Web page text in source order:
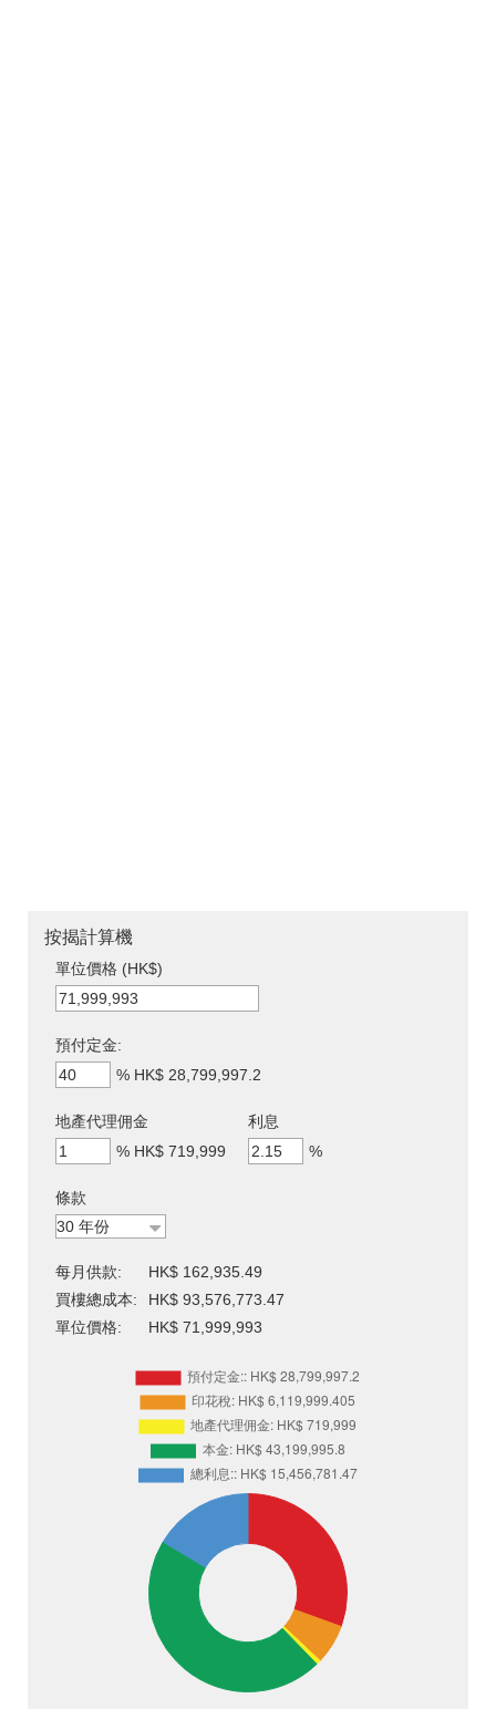
按揭計算機
單位價格 (HK$)
預付定金:
% HK$ 28,799,997.2
地產代理佣金
% HK$ 719,999
利息
%
條款
每月供款:
HK$ 162,935.49
買樓總成本:
HK$ 93,576,773.47
單位價格:
HK$ 71,999,993